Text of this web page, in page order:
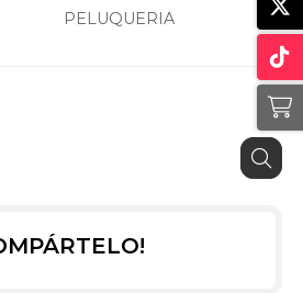
Cosmética
PELUQUERIA